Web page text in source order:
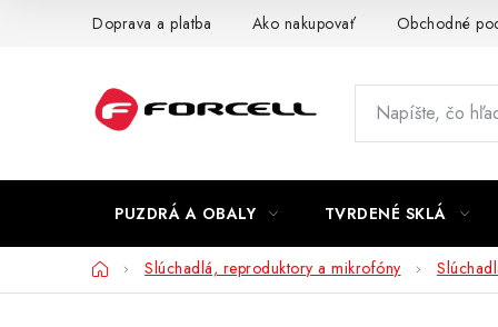
Doprava a platba Ako nakupovať Obchodné
PUZDRÁ A OBALY TVRDENÉ SKLÁ
DomovSlúchadlá, reproduktory a mikrofóny